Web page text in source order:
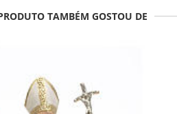
TAMBÉM GOSTOU DE